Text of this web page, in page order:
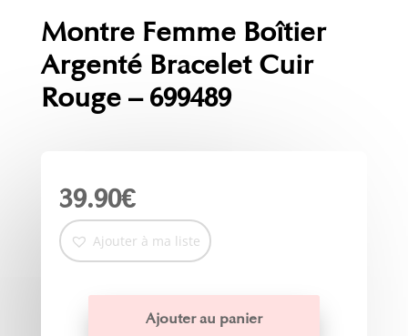
Montre Femme Boîtier
Argenté Bracelet Cuir
Rouge – 699489
39.90€
Ajouter à ma liste
Ajouter au panier